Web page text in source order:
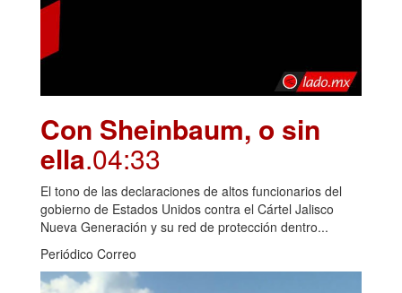
Con Sheinbaum, o sin
ella.04:33
El tono de las declaraciones de altos funcionarios del
gobierno de Estados Unidos contra el Cártel Jalisco
Nueva Generación y su red de protección dentro...
Periódico Correo